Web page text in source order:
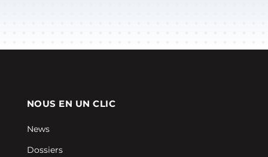
NOUS EN UN CLIC
News
Dossiers